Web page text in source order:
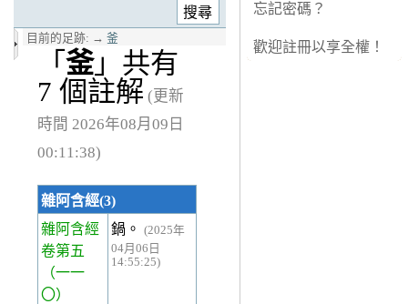
目前的足跡: → 釜
「 釜」共有
7 個註解 (更新
時間 2026年08月09日
00:11:38)
雜阿含經(3)
雜阿含經
卷第五
（一一
〇）
鍋。
(2025年
04月06日
14:55:25)
忘記密碼？
歡迎註冊以享全權！